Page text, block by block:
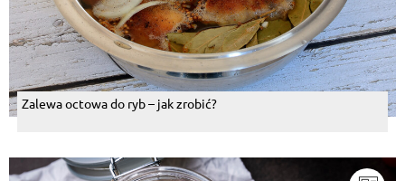
Zalewa octowa do ryb – jak zrobić?